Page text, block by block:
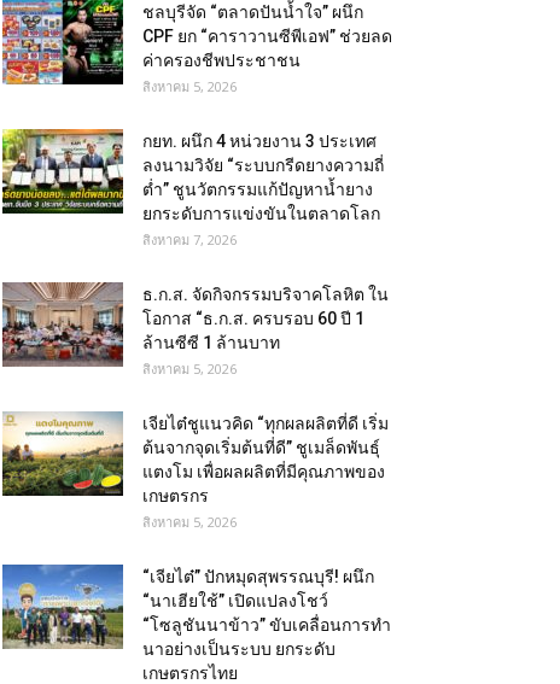
ชลบุรีจัด “ตลาดปันน้ำใจ” ผนึก
CPF ยก “คาราวานซีพีเอฟ” ช่วยลด
ค่าครองชีพประชาชน
สิงหาคม 5, 2026
กยท. ผนึก 4 หน่วยงาน 3 ประเทศ
ลงนามวิจัย “ระบบกรีดยางความถี่
ต่ำ” ชูนวัตกรรมแก้ปัญหาน้ำยาง
ยกระดับการแข่งขันในตลาดโลก
สิงหาคม 7, 2026
ธ.ก.ส. จัดกิจกรรมบริจาคโลหิต ใน
โอกาส “ธ.ก.ส. ครบรอบ 60 ปี 1
ล้านซีซี 1 ล้านบาท
สิงหาคม 5, 2026
เจียไต๋ชูแนวคิด “ทุกผลผลิตที่ดี เริ่ม
ต้นจากจุดเริ่มต้นที่ดี” ชูเมล็ดพันธุ์
แตงโม เพื่อผลผลิตที่มีคุณภาพของ
เกษตรกร
สิงหาคม 5, 2026
“เจียไต๋” ปักหมุดสุพรรณบุรี! ผนึก
“นาเฮียใช้” เปิดแปลงโชว์
“โซลูชันนาข้าว” ขับเคลื่อนการทำ
นาอย่างเป็นระบบ ยกระดับ
เกษตรกรไทย